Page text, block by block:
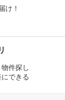
け！
件探し
できる